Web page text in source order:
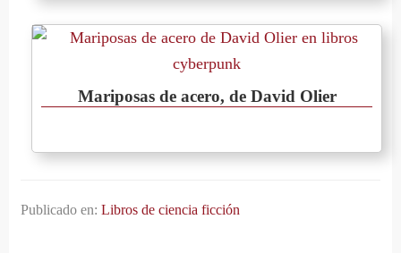
Mariposas de acero, de David Olier
Publicado en:Libros de ciencia ficción